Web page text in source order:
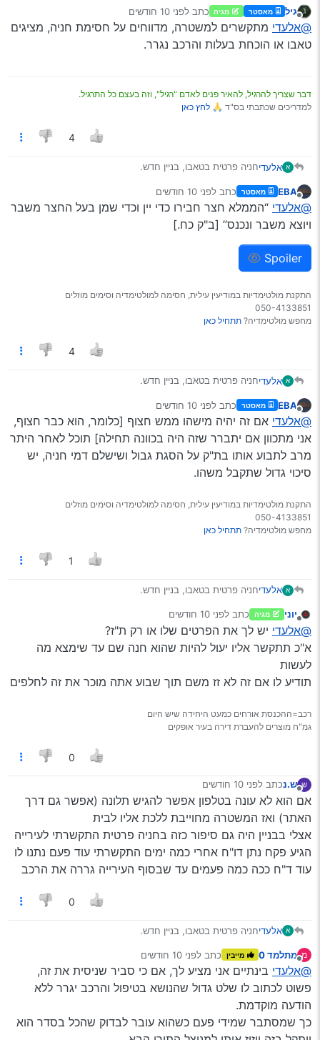
נסע ככה?).
הצלחתי לברר את פרטי בעל הרכב (דרך רשם המשכונות >
משכונות לא פעילים, עלות 12 ש"ח. כמובן שצריך לוודא שזה
המשכון של הבעלים הנוכחי > ניסיתי לשלם את האגרה לפי
התקשר למשטרה הם אמרו שבעל הרכב לא עונה להם בטלפון)
מנותק
גיל מאסטר מגיה כתבלפני 10 חודשים
נערך לאחרונה על ידי
@אלעדי מתקשרים למשטרה, מדווחים על חסימת חניה, מציגים
טאבו או הוכחת בעלות והרכב נגרר.
דבר שצריך להרגיל, להאיר פנים לאדם "רגיל", וזה בעצם כל התרגיל.
למדריכים שכתבתי בס"ד 🙏 לחץ כאן
4
א אלעדיחניה פרטית בטאבו, בניין חדש.
נסע ככה?).
הצלחתי לברר את פרטי בעל הרכב (דרך רשם המשכונות >
משכונות לא פעילים, עלות 12 ש"ח. כמובן שצריך לוודא שזה
המשכון של הבעלים הנוכחי > ניסיתי לשלם את האגרה לפי
מה הלאה?
דרך אגב: מה הנוהל של המשטרה במקרה כזה? (כשהשוכר
מנותק
EBA מאסטר כתב לפני 10 חודשים
נערך לאחרונה על ידי
@אלעדי “הממלא חצר חבירו כדי יין וכדי שמן בעל החצר משבר
ויוצא משבר ונכנס” [ב"ק כח.]
Spoiler
התקנת מולטימדיות במודיעין עילית, חסימה למולטימדיה וסימים מוזלים
050-4133851
מחפש מולטימדיה? תתחיל כאן
4
א אלעדיחניה פרטית בטאבו, בניין חדש.
נסע ככה?).
הצלחתי לברר את פרטי בעל הרכב (דרך רשם המשכונות >
משכונות לא פעילים, עלות 12 ש"ח. כמובן שצריך לוודא שזה
המשכון של הבעלים הנוכחי > ניסיתי לשלם את האגרה לפי
מספר תעודת הזהות שלו).
מה הלאה?
דרך אגב: מה הנוהל של המשטרה במקרה כזה? (כשהשוכר
מנותק
EBA מאסטר כתב לפני 10 חודשים
נערך לאחרונה על ידי
@אלעדי אם זה יהיה מישהו ממש חצוף [כלומר, הוא כבר חצוף,
אני מתכוון אם יתברר שזה היה בכוונה תחילה] תוכל לאחר היתר
מרב לתבוע אותו בת"ק על הסגת גבול ושישלם דמי חניה, יש
סיכוי גדול שתקבל משהו.
התקנת מולטימדיות במודיעין עילית, חסימה למולטימדיה וסימים מוזלים
050-4133851
מחפש מולטימדיה? תתחיל כאן
1
א אלעדיחניה פרטית בטאבו, בניין חדש.
נסע ככה?).
הצלחתי לברר את פרטי בעל הרכב (דרך רשם המשכונות >
משכונות לא פעילים, עלות 12 ש"ח. כמובן שצריך לוודא שזה
המשכון של הבעלים הנוכחי > ניסיתי לשלם את האגרה לפי
דרך אגב: מה הנוהל של המשטרה במקרה כזה? (כשהשוכר
מנותק
יוני מגיה כתב לפני 10 חודשים
נערך לאחרונה על ידי
@אלעדי יש לך את הפרטים שלו או רק ת"ז?
א"כ תתקשר אליו יעול להיות שהוא חנה שם עד שימצא מה
לעשות
תודיע לו אם זה לא זז משם תוך שבוע אתה מוכר את זה לחלפים
רכב=ההכנסת אורחים כמעט היחידה שיש היום
גמ"ח מוצרים להעברת דירה בעיר אופקים
0
ש.נכתב לפני 10 חודשים
נערך לאחרונה על ידי
אם הוא לא עונה בטלפון אפשר להגיש תלונה (אפשר גם דרך
האתר) ואז המשטרה מחוייבת ללכת אליו לבית
אצלי בבניין היה גם סיפור כזה בחניה פרטית התקשרתי לעירייה
הגיע פקח נתן דו"ח אחרי כמה ימים התקשרתי עוד פעם נתנו לו
עוד ד"ח ככה כמה פעמים עד שבסוף העירייה גררה את הרכב
0
א אלעדיחניה פרטית בטאבו, בניין חדש.
נסע ככה?).
הצלחתי לברר את פרטי בעל הרכב (דרך רשם המשכונות >
משכונות לא פעילים, עלות 12 ש"ח. כמובן שצריך לוודא שזה
המשכון של הבעלים הנוכחי > ניסיתי לשלם את האגרה לפי
מה הלאה?
דרך אגב: מה הנוהל של המשטרה במקרה כזה? (כשהשוכר
מ
מנותק
מתלמד 0 מייבין כתב לפני 10 חודשים
נערך לאחרונה על ידי
@אלעדי בינתיים אני מציע לך, אם כי סביר שניסית את זה,
פשוט לכתוב לו שלט גדול שהנושא בטיפול והרכב יגרר ללא
הודעה מוקדמת.
כך שמסתבר שמידי פעם כשהוא עובר לבדוק שהכל בסדר הוא